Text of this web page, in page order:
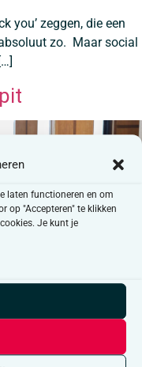
laten functioneren en om
op "Accepteren" te klikken
Je kunt je
you’ zeggen, die een
zo. Maar social
uur en zaterdag 15